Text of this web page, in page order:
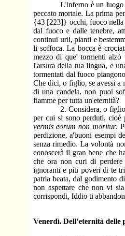
L'inferno è un luogo
peccato mortale. La prima
{43 [223]} occhi, fuoco nella
dal fuoco e dalle tenebre,
continui urli, pianti e
li soffoca. La bocca è
mezzo di que' tormenti alzò
l'arsura della tua lingua, e
tormentati dal fuoco
Che dici, o figlio, se avessi a
di una candela, non puoi
fiamme per tutta un'eternità?
2. Considera, o figlio, il
per cui si sono perduti, cioè
vermis eorum non moritur.
perdizione, a'buoni esempi
senza rimedio. La volontà
conoscerà il gran bene che
che ora non curi di
ignoranti e più poveri di te
patria beata, dal godimento
non aspettare che non vi
corrispondi, Iddio ti
Venerdì. Dell’eternità delle